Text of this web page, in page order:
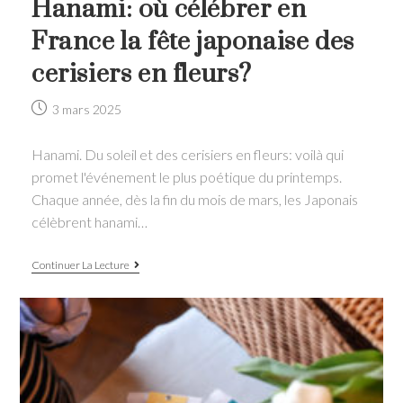
Hanami: où célébrer en
France la fête japonaise des
cerisiers en fleurs?
Post3 mars 2025
Hanami. Du soleil et des cerisiers en fleurs: voilà qui
promet l'événement le plus poétique du printemps.
Chaque année, dès la fin du mois de mars, les Japonais
célèbrent hanami…
Continuer La Lecture
Hanami:
célébrer
France
la
fête